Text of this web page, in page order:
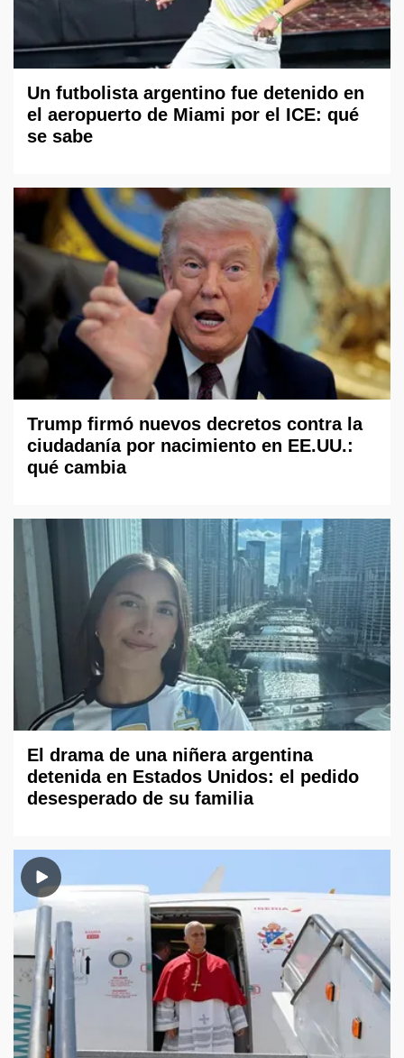
Un futbolista argentino fue detenido en
el aeropuerto de Miami por el ICE: qué
se sabe
Trump firmó nuevos decretos contra la
ciudadanía por nacimiento en EE.UU.:
qué cambia
El drama de una niñera argentina
detenida en Estados Unidos: el pedido
desesperado de su familia